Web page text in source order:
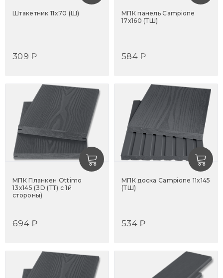
Штакетник 11x70 (Ш)
309 ₽
МПК панель Campione
17x160 (ТШ)
584 ₽
МПК Планкен Ottimo
13x145 (3D (ТТ) с 1й
стороны)
694 ₽
МПК доска Campione 11x145
(ТШ)
534 ₽